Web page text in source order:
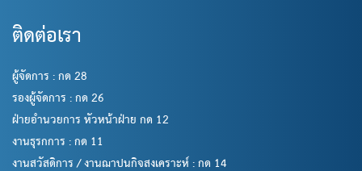
ติดต่อเรา
ผู้จัดการ : กด 28
รองผู้จัดการ : กด 26
ฝ่ายอำนวยการ หัวหน้าฝ่าย กด 12
งานธุรกการ : กด 11
งานสวัสดิการ / งานฌาปนกิจสงเคราะห์ : กด 14